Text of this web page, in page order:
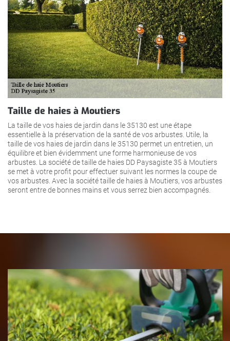
Taille de haies à Moutiers
La taille de vos haies de jardin dans le 35130 est une étape
essentielle à la préservation de la santé de vos arbustes. Utile, la
taille de vos haies de jardin dans le 35130 permet un entretien, un
équilibre et bien évidemment une forme harmonieuse de vos
arbustes. La société de taille de haies DD Paysagiste 35 à Moutiers
se met à votre profit pour effectuer suivant les normes la coupe de
vos arbustes. Avec la société taille de haies à Moutiers, vos arbustes
seront entre de bonnes mains et vous serrez bien accompagnés.